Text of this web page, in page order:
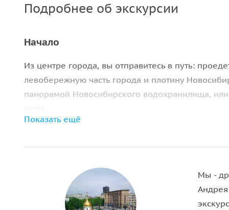
Подробнее об экскурсии
Начало
Из центре города, вы отправитесь в путь:
левобережную часть города и плотину
панорамой Новосибирского водохранилища,
Золотодолинскую улицу. Вы ознакомитесь с
университетом, подойдёте к памятнику
Академгородка — Михаилу Алексеевичу
Показать ещё
Мы -